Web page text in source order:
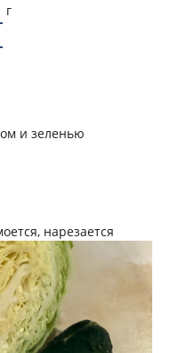
г
и зеленью
нарезается